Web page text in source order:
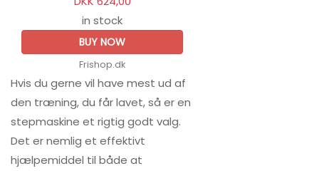
in stock
BUY NOW
Frishop.dk
Hvis du gerne vil have mest ud af
den træning, du får lavet, så er en
stepmaskine et rigtig godt valg.
Det er nemlig et effektivt
hjælpemiddel til både at